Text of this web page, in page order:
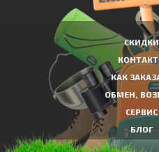
СКИДКИ
КАК
ОБМЕН,
СЕРВИС
БЛОГ